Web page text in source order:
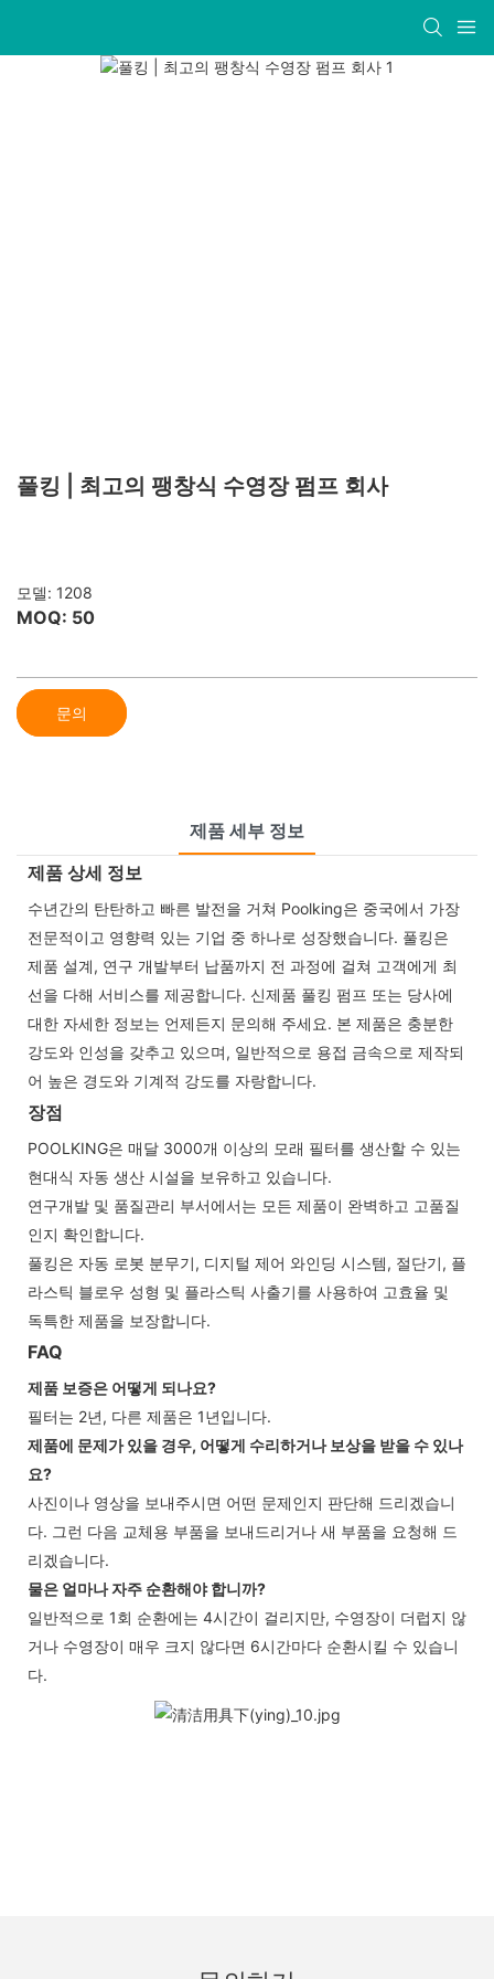
풀킹 | 최고의 팽창식 수영장 펌프 회사
모델: 1208
MOQ: 50
문의
제품 세부 정보
제품 상세 정보
수년간의 탄탄하고 빠른 발전을 거쳐 Poolking은 중국에서 가장
전문적이고 영향력 있는 기업 중 하나로 성장했습니다. 풀킹은
제품 설계, 연구 개발부터 납품까지 전 과정에 걸쳐 고객에게 최
선을 다해 서비스를 제공합니다. 신제품 풀킹 펌프 또는 당사에
대한 자세한 정보는 언제든지 문의해 주세요. 본 제품은 충분한
강도와 인성을 갖추고 있으며, 일반적으로 용접 금속으로 제작되
어 높은 경도와 기계적 강도를 자랑합니다.
장점
POOLKING은 매달 3000개 이상의 모래 필터를 생산할 수 있는
현대식 자동 생산 시설을 보유하고 있습니다.
연구개발 및 품질관리 부서에서는 모든 제품이 완벽하고 고품질
인지 확인합니다.
풀킹은 자동 로봇 분무기, 디지털 제어 와인딩 시스템, 절단기, 플
라스틱 블로우 성형 및 플라스틱 사출기를 사용하여 고효율 및
독특한 제품을 보장합니다.
FAQ
제품 보증은 어떻게 되나요?
필터는 2년, 다른 제품은 1년입니다.
제품에 문제가 있을 경우, 어떻게 수리하거나 보상을 받을 수 있나
요?
사진이나 영상을 보내주시면 어떤 문제인지 판단해 드리겠습니
다. 그런 다음 교체용 부품을 보내드리거나 새 부품을 요청해 드
리겠습니다.
물은 얼마나 자주 순환해야 합니까?
일반적으로 1회 순환에는 4시간이 걸리지만, 수영장이 더럽지 않
거나 수영장이 매우 크지 않다면 6시간마다 순환시킬 수 있습니
다.